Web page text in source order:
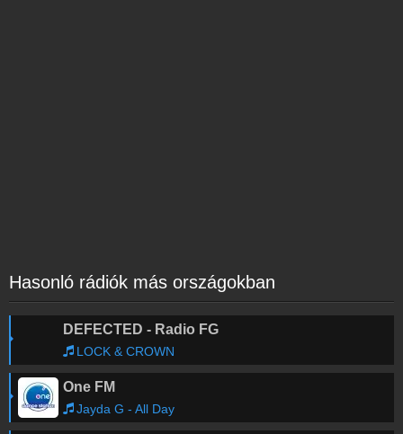
Hasonló rádiók más országokban
DEFECTED - Radio FG
LOCK & CROWN
One FM
Jayda G - All Day